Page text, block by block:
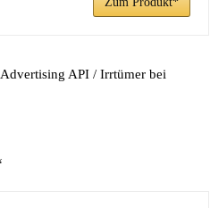
API / Irrtümer bei